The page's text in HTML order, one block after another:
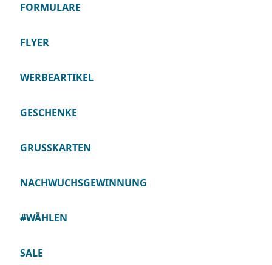
FORMULARE
FLYER
WERBEARTIKEL
GESCHENKE
GRUSSKARTEN
NACHWUCHSGEWINNUNG
#WÄHLEN
SALE